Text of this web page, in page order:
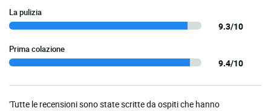
La pulizia
9.3/10
Prima colazione
9.4/10
'Tutte le recensioni sono state scritte da ospiti che hanno